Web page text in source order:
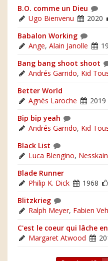
B.O. comme un Dieu
Ugo Bienvenu
2020
Babalon Working
Ange, Alain Janolle
Bang bang shoot shoot
Andrés Garrido, Kid
Better World
Agnès Laroche
2019
Bip bip yeah
Andrés Garrido, Kid
Black List
Luca Blengino, Nesskain
Blade Runner
Philip K. Dick
1968
Blitzkrieg
Ralph Meyer, Fabien
C'est le coeur qui lâche
Margaret Atwood